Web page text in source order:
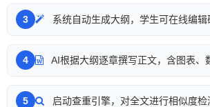
系统自动生成大纲，学生可在线编辑
AI根据大纲逐章撰写正文，含图表、
启动查重引擎，对全文进行相似度